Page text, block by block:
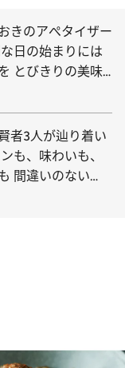
きのアぺタイザー
日の始まりには
とびきりの美味
者3人が辿り着い
も、味わいも、
間違いのない